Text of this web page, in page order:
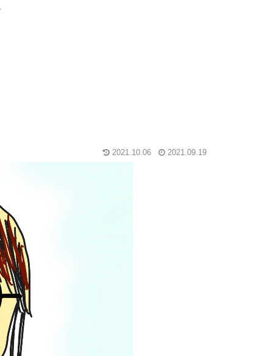
2021.10.06 2021.09.19